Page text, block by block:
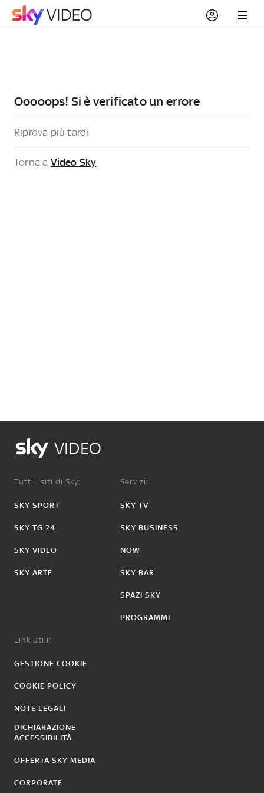
Ooooops! Si è verificato un errore
Riprova più tardi
Torna a Video Sky
VIDEO
Tutti i siti di Sky:
SKY SPORT
SKY TG 24
SKY VIDEO
SKY ARTE
Servizi:
SKY TV
SKY BUSINESS
NOW
SKY BAR
SPAZI SKY
PROGRAMMI
Link utili:
GESTIONE COOKIE
COOKIE POLICY
NOTE LEGALI
DICHIARAZIONE
ACCESSIBILITÀ
OFFERTA SKY MEDIA
CORPORATE